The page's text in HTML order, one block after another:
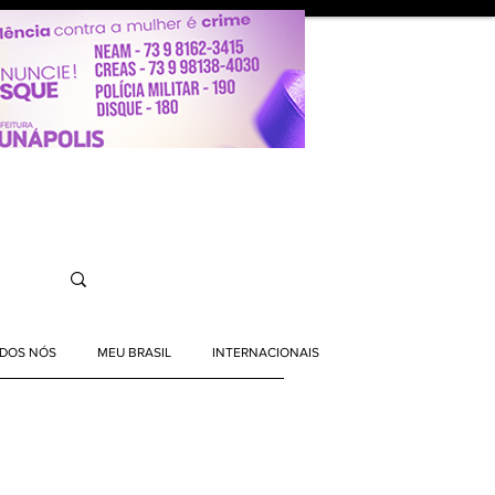
NÓS MEU BRASIL INTERNACIONAIS